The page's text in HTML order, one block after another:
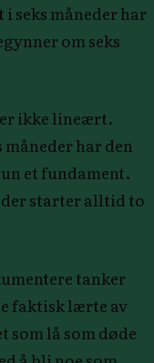
seks måneder har
om seks
ikke lineært.
har den
et fundament.
starter alltid to
tanker
faktisk lærte av
som lå som døde